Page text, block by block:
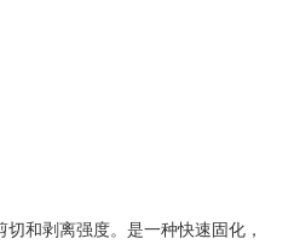
切和剥离强度。是一种快速固化，